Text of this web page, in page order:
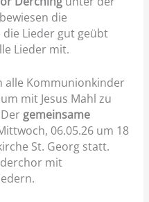
die
Lieder gut geübt
Lieder mit.
alle Kommunionkinder
mit Jesus Mahl zu
gemeinsame
06.05.26 um 18
St. Georg statt.
mit